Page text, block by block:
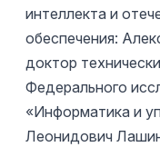
интеллекта и
обеспечения:
доктор
Федерального
«Информатика и
Леонидович